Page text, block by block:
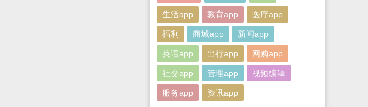
生活app 教育app 医疗app
福利 商城app 新闻app
英语app 出行app 网购app
社交app 管理app 视频编辑
服务app 资讯app